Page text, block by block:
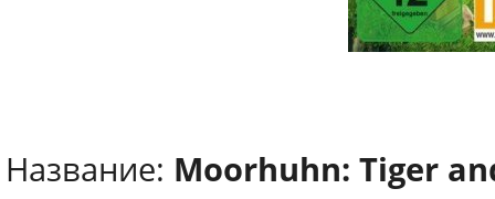
Название: Moorhuhn: Tiger